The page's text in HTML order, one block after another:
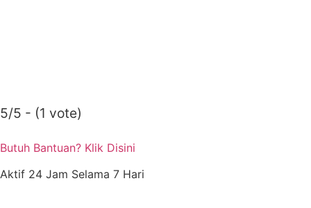
5/5 - (1 vote)
Butuh Bantuan? Klik Disini
Aktif 24 Jam Selama 7 Hari